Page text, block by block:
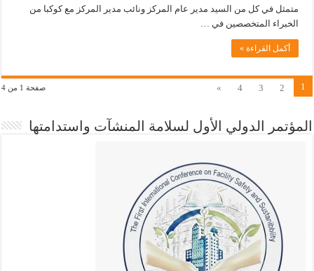
متمثل في كل من السيد مدير عام المركز ونائب مدير المركز مع كوكبا من
الخبراء المتخصصين في …
أكمل القراءة »
صفحة 1 من 4 1
2
3
4
»
المؤتمر الدولي الأول لسلامة المنشآت واستدامتها